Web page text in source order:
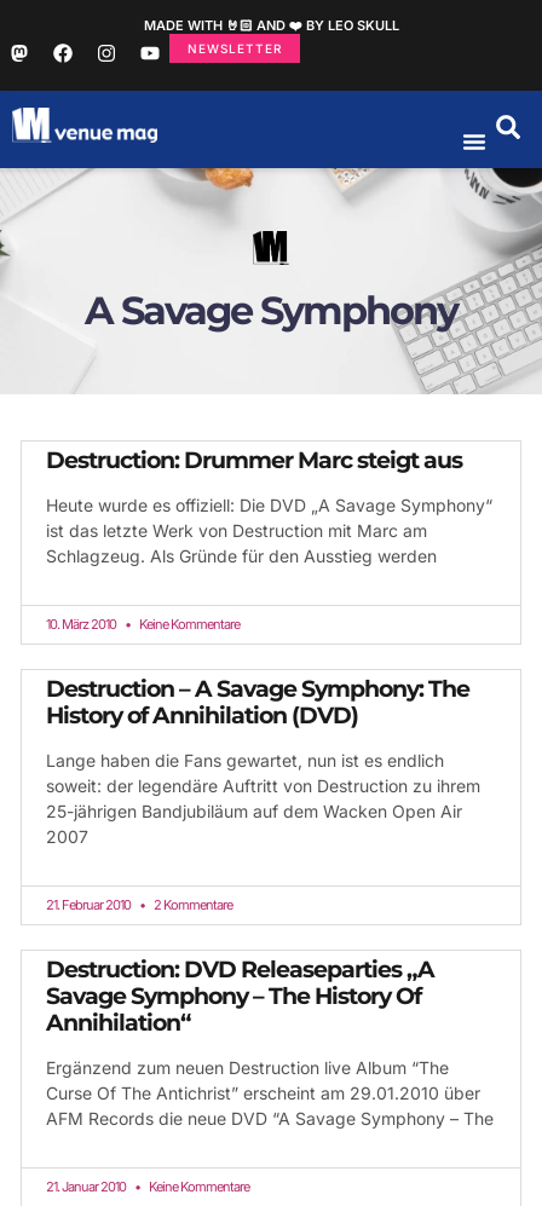
MADE WITH 🤘🏻 AND ❤️ BY LEO SKULL
NEWSLETTER
A Savage Symphony
Destruction: Drummer Marc steigt aus
Heute wurde es offiziell: Die DVD „A Savage Symphony“
ist das letzte Werk von Destruction mit Marc am
Schlagzeug. Als Gründe für den Ausstieg werden
10. März 2010 Keine Kommentare
Destruction – A Savage Symphony: The
History of Annihilation (DVD)
Lange haben die Fans gewartet, nun ist es endlich
soweit: der legendäre Auftritt von Destruction zu ihrem
25-jährigen Bandjubiläum auf dem Wacken Open Air
2007
21. Februar 2010 2 Kommentare
Destruction: DVD Releaseparties „A
Savage Symphony – The History Of
Annihilation“
Ergänzend zum neuen Destruction live Album “The
Curse Of The Antichrist” erscheint am 29.01.2010 über
AFM Records die neue DVD “A Savage Symphony – The
21. Januar 2010 Keine Kommentare